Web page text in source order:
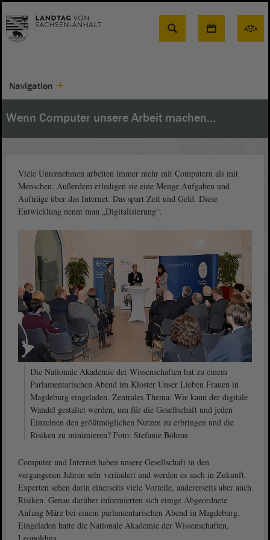
Suche
Navigation
Wenn Computer unsere Arbeit machen...
Viele Unternehmen arbeiten immer mehr mit Computern als mit
Menschen. Außerdem erledigen sie eine Menge Aufgaben und
Aufträge über das Internet. Das spart Zeit und Geld. Diese
Entwicklung nennt man „Digitalisierung“.
Die Nationale Akademie der Wissenschaften hat zu einem
Parlamentarischen Abend im Kloster Unser Lieben Frauen in
Magdeburg eingeladen. Zentrales Thema: Wie kann der digitale
Wandel gestaltet werden, um für die Gesellschaft und jeden
Einzelnen den größtmöglichen Nutzen zu erbringen und die
Risiken zu minimieren? Foto: Stefanie Böhme
Computer und Internet haben unsere Gesellschaft in den
vergangenen Jahren sehr verändert und werden es auch in Zukunft.
Experten sehen darin einerseits viele Vorteile, andererseits aber auch
Risiken. Genau darüber informierten sich einige Abgeordnete
Anfang März bei einem parlamentarischen Abend in Magdeburg.
Eingeladen hatte die Nationale Akademie der Wissenschaften,
Leopoldina.